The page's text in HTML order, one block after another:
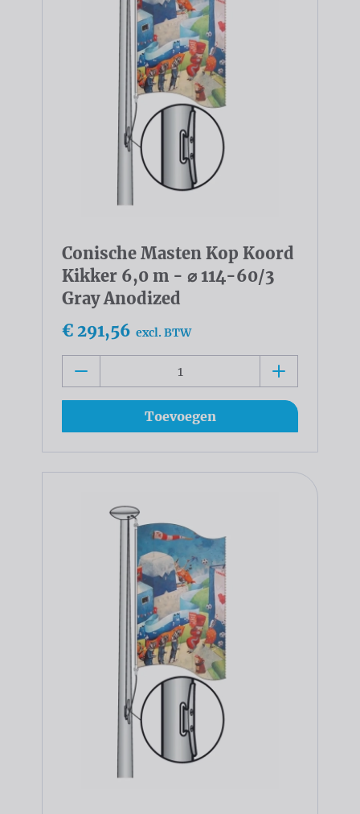
Conische Masten Kop Koord
Kikker 6,0 m - ⌀ 114-60/3
Gray Anodized
€ 291,56 excl. BTW
Toevoegen